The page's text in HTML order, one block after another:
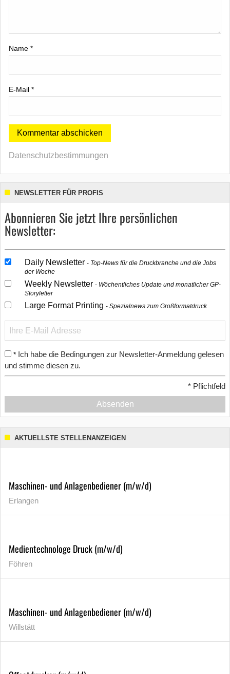
Name *
E-Mail *
Datenschutzbestimmungen
NEWSLETTER FÜR PROFIS
Abonnieren Sie jetzt Ihre persönlichen
Newsletter:
Daily Newsletter
Top-News für die Druckbranche und die Jobs
der Woche
Weekly Newsletter
Wöchentliches Update und monatlicher GP-
Storyletter
Large Format Printing Spezialnews zum Großformatdruck
* Ich habe die Bedingungen zur Newsletter-Anmeldung gelesen
und stimme diesen zu.
* Pflichtfeld
Absenden
AKTUELLSTE STELLENANZEIGEN
Maschinen- und Anlagenbediener (m/w/d)
Erlangen
Medientechnologe Druck (m/w/d)
Föhren
Maschinen- und Anlagenbediener (m/w/d)
Willstätt